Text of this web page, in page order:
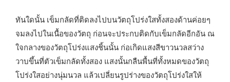
ทันใดนั้น เข็มกลัดที่ติดลงไปบนวัตถุโปร่งใสทั้งสองด้านค่อยๆ
จมลงไปในเนื้อของวัตถุ ก่อนจะประกบติดกับเข็มกลัดอีกอัน ณ
ใจกลางของวัตถุโปร่งแสงชิ้นนั้น ก่อเกิดแสงสีขาวนวลสว่าง
วาบขึ้นที่ตัวเข็มกลัดทั้งสอง แสงนั้นกลืนพื้นที่ทั้งหมดของวัตถุ
โปร่งใสอย่างนุ่มนวล แล้วเปลี่ยนรูปร่างของวัตถุโปร่งใสให้